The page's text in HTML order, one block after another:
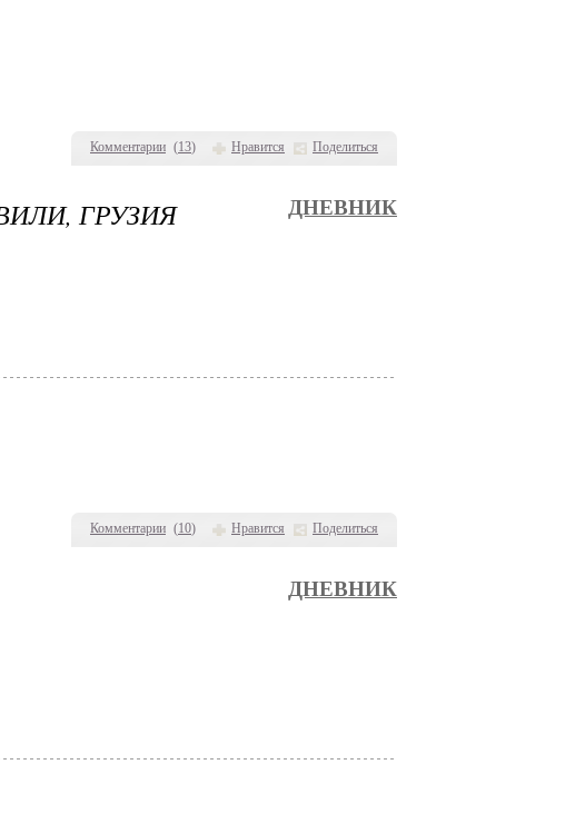
Комментарии (13) Нравится Поделиться
Комментарии (10) Нравится Поделиться
ГРУЗИЯ ДНЕВНИК
ДНЕВНИК